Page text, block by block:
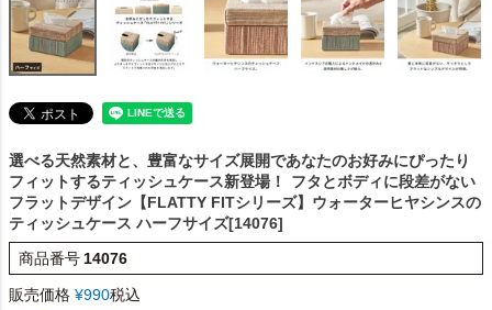
選べる天然素材と、豊富なサイズ展開であなたのお好みにぴったり
フィットするティッシュケース新登場！
フタとボディに段差がない
フラットデザイン【FLATTY FITシリーズ】ウォーターヒヤシンスの
ティッシュケース ハーフサイズ[14076]
商品番号 14076
販売価格 ¥990税込